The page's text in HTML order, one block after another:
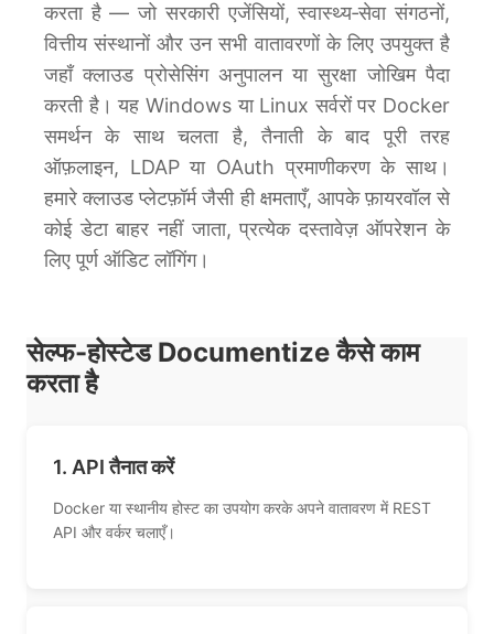
करता है — जो सरकारी एजेंसियों, स्वास्थ्य‑सेवा संगठनों,
वित्तीय संस्थानों और उन सभी वातावरणों के लिए उपयुक्त है
जहाँ क्लाउड प्रोसेसिंग अनुपालन या सुरक्षा जोखिम पैदा
करती है। यह Windows या Linux सर्वरों पर Docker
समर्थन के साथ चलता है, तैनाती के बाद पूरी तरह
ऑफ़लाइन, LDAP या OAuth प्रमाणीकरण के साथ।
हमारे क्लाउड प्लेटफ़ॉर्म जैसी ही क्षमताएँ, आपके फ़ायरवॉल से
कोई डेटा बाहर नहीं जाता, प्रत्येक दस्तावेज़ ऑपरेशन के
लिए पूर्ण ऑडिट लॉगिंग।
सेल्फ-होस्टेड Documentize कैसे काम
करता है
1. API तैनात करें
Docker या स्थानीय होस्ट का उपयोग करके अपने वातावरण में REST
API और वर्कर चलाएँ।